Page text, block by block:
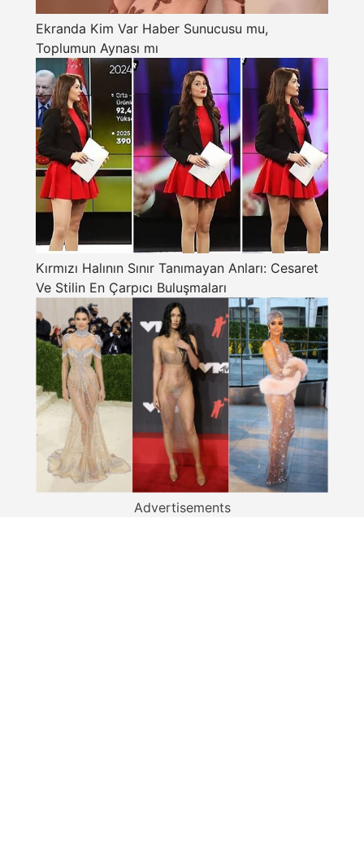
Ekranda Kim Var Haber Sunucusu mu,
Toplumun Aynası mı
Kırmızı Halının Sınır Tanımayan Anları: Cesaret
Ve Stilin En Çarpıcı Buluşmaları
Advertisements